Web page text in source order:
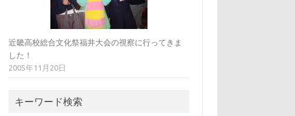
近畿高校総合文化祭福井大会の視察に行ってきま
した！
2005年11月20日
キーワード検索